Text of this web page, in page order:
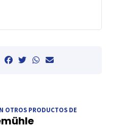
OTROS PRODUCTOS DE